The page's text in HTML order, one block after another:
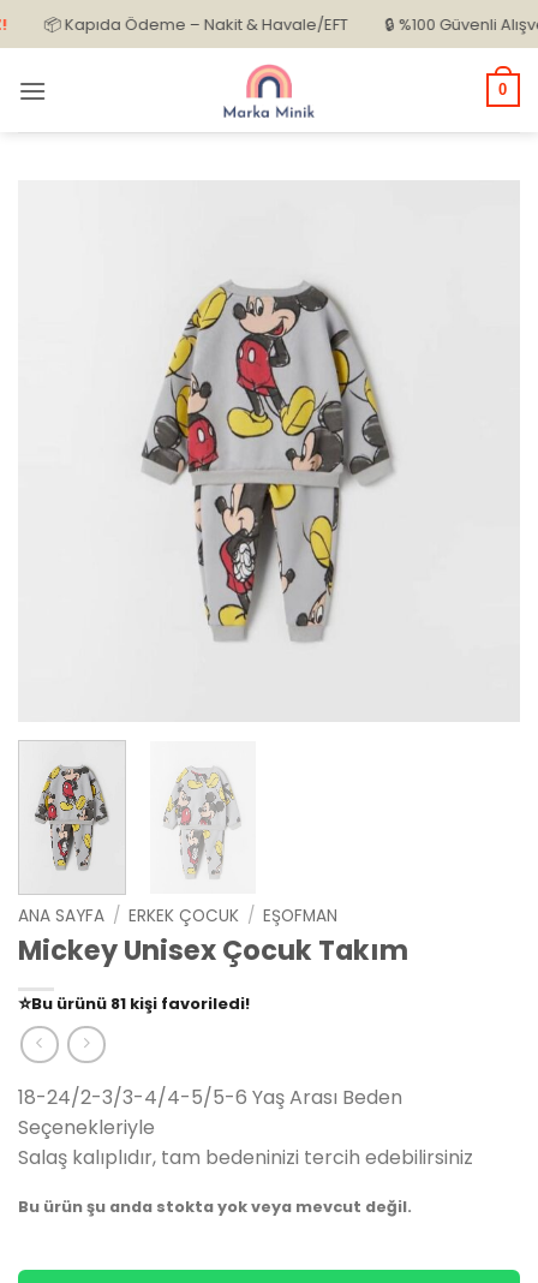
İçeriğe
atla
📦 Kapıda Ödeme – Nakit & Havale/EFT 🔒 %100 Güvenli Alışveriş
0
ANA SAYFA / ERKEK ÇOCUK / EŞOFMAN
Mickey Unisex Çocuk Takım
⭐️Bu ürünü 81 kişi favoriledi!
🛒39 kişisepetine ekledi!
✅ Bugün 14 adet
18-24/2-3/3-4/4-5/5-6 Yaş Arası Beden
Seçenekleriyle
Salaş kalıplıdır, tam bedeninizi tercih edebilirsiniz
Bu ürün şu anda stokta yok veya mevcut değil.